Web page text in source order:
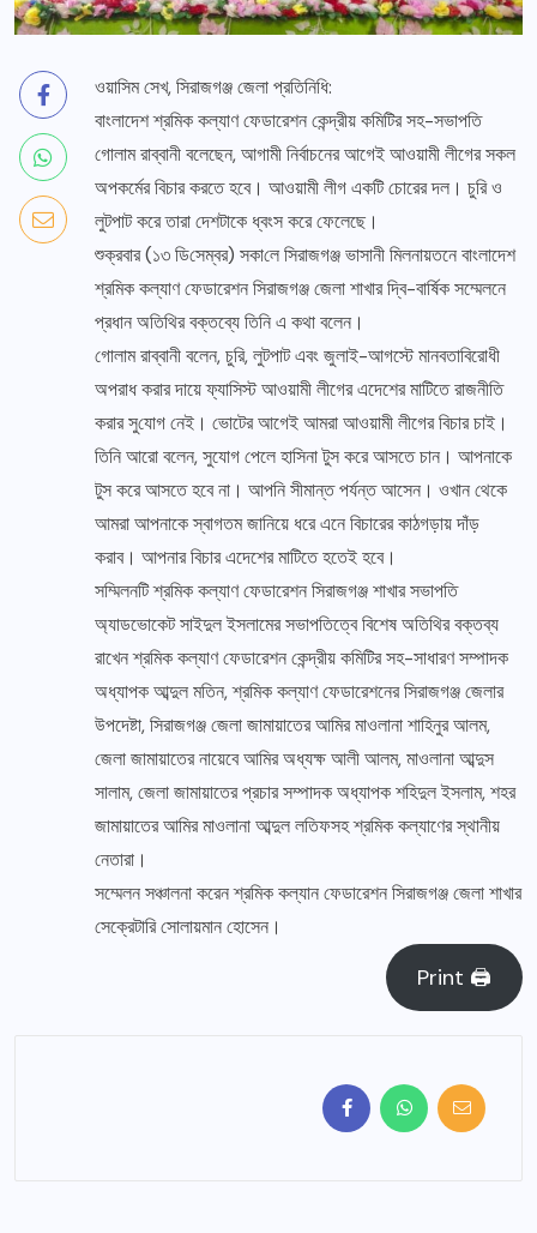
ওয়াসিম সেখ, সিরাজগঞ্জ জেলা প্রতিনিধি:
বাংলাদেশ শ্রমিক কল্যাণ ফেডারেশন কেন্দ্রীয় কমিটির সহ-সভাপতি
গোলাম রাব্বানী বলেছেন, আগামী নির্বাচনের আগেই আওয়ামী লীগের সকল
অপকর্মের বিচার করতে হবে। আওয়ামী লীগ একটি চোরের দল। চুরি ও
লুটপাট করে তারা দেশটাকে ধ্বংস করে ফেলেছে।
শুক্রবার (১৩ ডি‌সেম্বর) সকা‌লে সিরাজগঞ্জ ভাসানী মিলনায়তনে বাংলাদেশ
শ্রমিক কল্যাণ ফেডারেশন সিরাজগঞ্জ জেলা শাখার দ্বি-বার্ষিক সম্মেলনে
প্রধান অতিথির বক্তব্যে তিনি এ কথা বলেন।
গোলাম রাব্বানী বলেন, চুরি, লুটপাট এবং জুলাই-আগস্টে মানবতাবিরোধী
অপরাধ করার দায়ে ফ্যাসিস্ট আওয়ামী লীগের এদেশের মাটিতে রাজনীতি
করার সু‌যোগ নেই। ভোটের আগেই আমরা আওয়ামী লীগের বিচার চাই।
তিনি আরো বলেন, সুযোগ পেলে হাসিনা টুস করে আসতে চান। আপনাকে
টুস করে আসতে হবে না। আপনি সীমান্ত পর্যন্ত আসেন। ওখান থেকে
আমরা আপনাকে স্বাগতম জানিয়ে ধরে এনে বিচারের কাঠগড়ায় দাঁড়
করাব। আপনার বিচার এদেশের মাটিতে হতেই হবে।
সম্মিলনটি শ্রমিক কল্যাণ ফেডারেশন সিরাজগঞ্জ শাখার সভাপতি
অ্যাডভোকেট সাইদুল ইসলামের সভাপতিত্বে বিশেষ অতিথির বক্তব্য
রাখেন শ্রমিক কল্যাণ ফেডারেশন কেন্দ্রীয় কমিটির সহ-সাধারণ সম্পাদক
অধ্যাপক আব্দুল মতিন, শ্রমিক কল্যাণ ফেডারেশনের সিরাজগঞ্জ জেলার
উপদেষ্টা, সিরাজগঞ্জ জেলা জামায়াতের আমির মাওলানা শাহিনুর আলম,
জেলা জামায়াতের নায়েবে আমির অধ্যক্ষ আলী আলম, মাওলানা আব্দুস
সালাম, জেলা জামায়াতের প্রচার সম্পাদক অধ্যাপক শহিদুল ইসলাম, শহর
জামায়াতের আমির মাওলানা আব্দুল লতিফসহ শ্রমিক কল্যাণের স্থানীয়
নেতারা।
সম্মেলন সঞ্চালনা করেন শ্রমিক কল্যান ফেডারেশন সিরাজগঞ্জ জেলা শাখার
সেক্রেটারি সোলায়মান হোসেন।
Print 🖨